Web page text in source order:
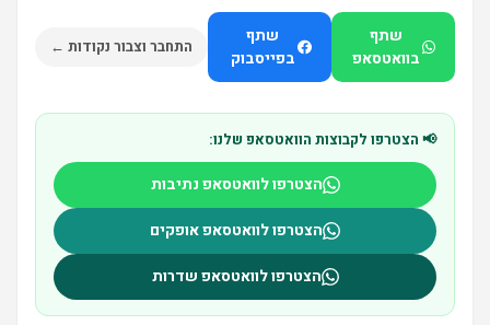
שתף
בוואטסאפ
שתף
בפייסבוק
התחבר וצבור נקודות ←
📢 הצטרפו לקבוצות הוואטסאפ שלנו:
הצטרפו לוואטסאפ נתיבות
הצטרפו לוואטסאפ אופקים
הצטרפו לוואטסאפ שדרות